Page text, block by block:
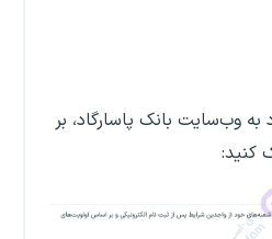
به وب‌سایت بانک پاسارگاد، بر
کنید: